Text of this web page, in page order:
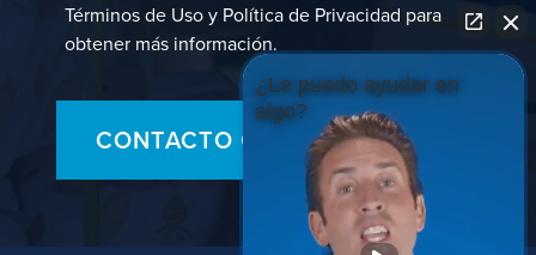
Términos de Uso y Política de Privacidad para
obtener más información.
CONTACTO CON NOSOTROS
¿Le puedo ayudar en
algo?